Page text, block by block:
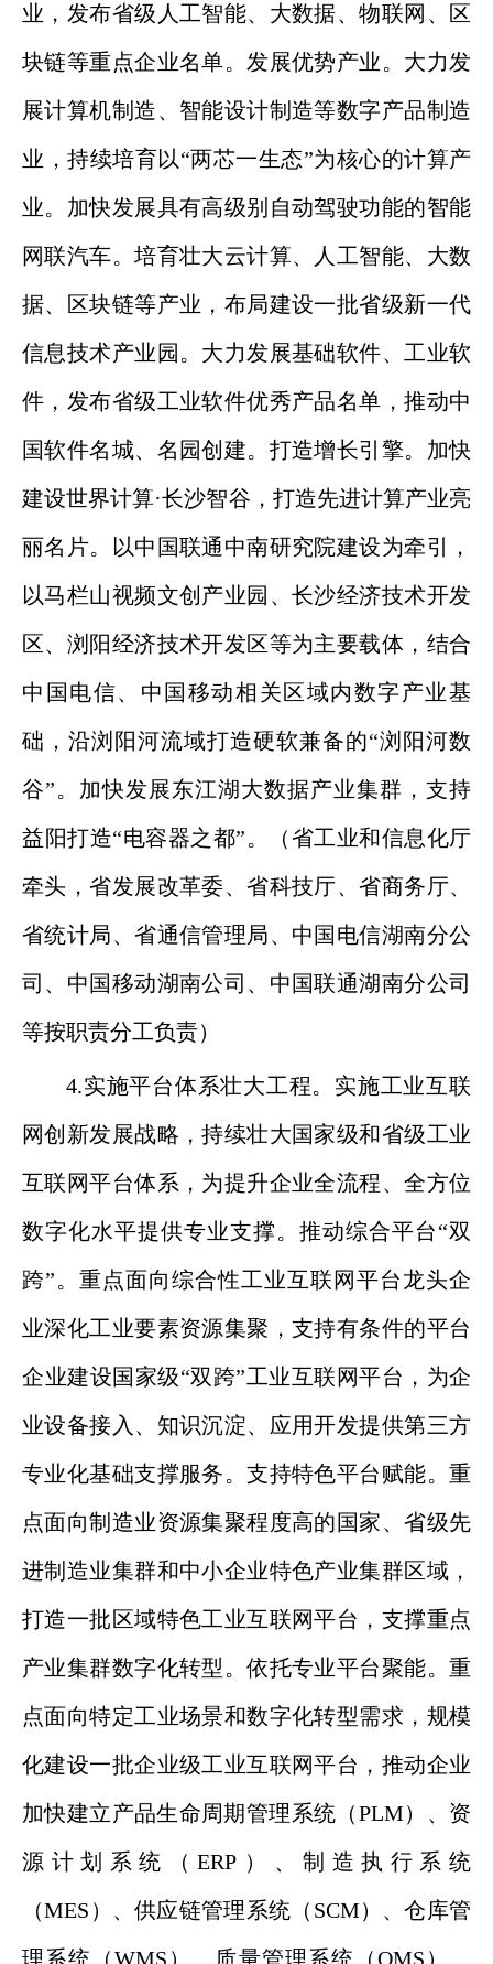
业，发布省级人工智能、大数据、物联网、区
块链等重点企业名单。发展优势产业。大力发
展计算机制造、智能设计制造等数字产品制造
业，持续培育以“两芯一生态”为核心的计算产
业。加快发展具有高级别自动驾驶功能的智能
网联汽车。培育壮大云计算、人工智能、大数
据、区块链等产业，布局建设一批省级新一代
信息技术产业园。大力发展基础软件、工业软
件，发布省级工业软件优秀产品名单，推动中
国软件名城、名园创建。打造增长引擎。加快
建设世界计算·长沙智谷，打造先进计算产业亮
丽名片。以中国联通中南研究院建设为牵引，
以马栏山视频文创产业园、长沙经济技术开发
区、浏阳经济技术开发区等为主要载体，结合
中国电信、中国移动相关区域内数字产业基
础，沿浏阳河流域打造硬软兼备的“浏阳河数
谷”。加快发展东江湖大数据产业集群，支持
益阳打造“电容器之都”。（省工业和信息化厅
牵头，省发展改革委、省科技厅、省商务厅、
省统计局、省通信管理局、中国电信湖南分公
司、中国移动湖南公司、中国联通湖南分公司
等按职责分工负责）
4.实施平台体系壮大工程。实施工业互联
网创新发展战略，持续壮大国家级和省级工业
互联网平台体系，为提升企业全流程、全方位
数字化水平提供专业支撑。推动综合平台“双
跨”。重点面向综合性工业互联网平台龙头企
业深化工业要素资源集聚，支持有条件的平台
企业建设国家级“双跨”工业互联网平台，为企
业设备接入、知识沉淀、应用开发提供第三方
专业化基础支撑服务。支持特色平台赋能。重
点面向制造业资源集聚程度高的国家、省级先
进制造业集群和中小企业特色产业集群区域，
打造一批区域特色工业互联网平台，支撑重点
产业集群数字化转型。依托专业平台聚能。重
点面向特定工业场景和数字化转型需求，规模
化建设一批企业级工业互联网平台，推动企业
加快建立产品生命周期管理系统（PLM）、资
源计划系统（ERP）、制造执行系统
（MES）、供应链管理系统（SCM）、仓库管
理系统（WMS）、质量管理系统（QMS）、